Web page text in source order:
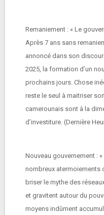
Remaniement : « Le
Après 7 ans sans
annoncé dans son
2025, la formation d’un
prochains jours. Chose
reste le seul à maitriser
camerounais sont à la
d’investiture. (Dernière
Nouveau gouvernement :
nombreux atermoiements
briser le mythe des
et gravitent autour du
moyens indûment